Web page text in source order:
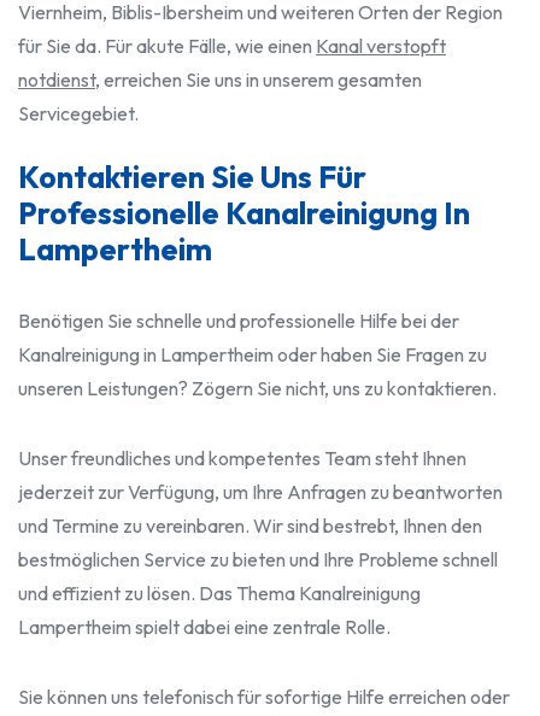
Viernheim, Biblis-Ibersheim und weiteren Orten der Region
für Sie da. Für akute Fälle, wie einen Kanal verstopft
notdienst, erreichen Sie uns in unserem gesamten
Servicegebiet.
Kontaktieren Sie Uns Für
Professionelle Kanalreinigung In
Lampertheim
Benötigen Sie schnelle und professionelle Hilfe bei der
Kanalreinigung in Lampertheim oder haben Sie Fragen zu
unseren Leistungen? Zögern Sie nicht, uns zu kontaktieren.
Unser freundliches und kompetentes Team steht Ihnen
jederzeit zur Verfügung, um Ihre Anfragen zu beantworten
und Termine zu vereinbaren. Wir sind bestrebt, Ihnen den
bestmöglichen Service zu bieten und Ihre Probleme schnell
und effizient zu lösen. Das Thema Kanalreinigung
Lampertheim spielt dabei eine zentrale Rolle.
Sie können uns telefonisch für sofortige Hilfe erreichen oder